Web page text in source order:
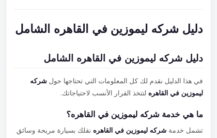
دليل شركه ليموزين في القاهره الشامل
دليل شركه ليموزين في القاهره الشامل
في هذا الدليل نقدم لك كل المعلومات التي تحتاجها حولشركه
ليموزين في القاهرهلتتخذ القرار الأنسب لاحتياجاتك.
ما هي خدمة شركه ليموزين في القاهره؟
تشمل خدمةشركه ليموزين في القاهرهنقلك بسيارة مريحة وسائق